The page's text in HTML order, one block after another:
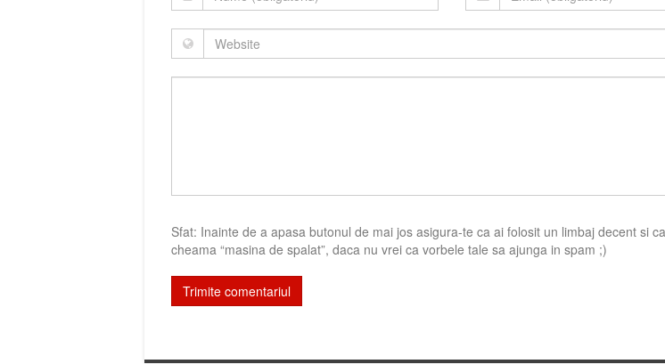
Sfat: Inainte de a apasa butonul de mai jos asigura-te ca ai folosit un limbaj decent si
cheama “masina de spalat”, daca nu vrei ca vorbele tale sa ajunga in spam ;)